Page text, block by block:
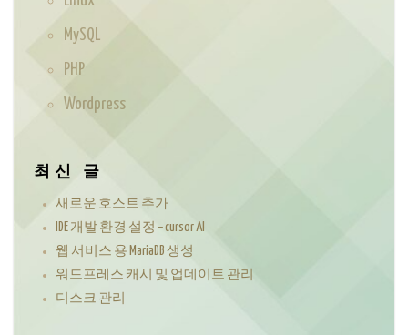
MySQL
PHP
Wordpress
최신 글
새로운 호스트 추가
IDE 개발 환경 설정 – cursor AI
웹 서비스 용 MariaDB 생성
워드프레스 캐시 및 업데이트 관리
디스크 관리